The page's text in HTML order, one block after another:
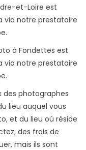
et-Loire est
via notre prestataire
à Fondettes est
via notre prestataire
des photographes
lieu auquel vous
et du lieu où réside
des frais de
mais ils sont